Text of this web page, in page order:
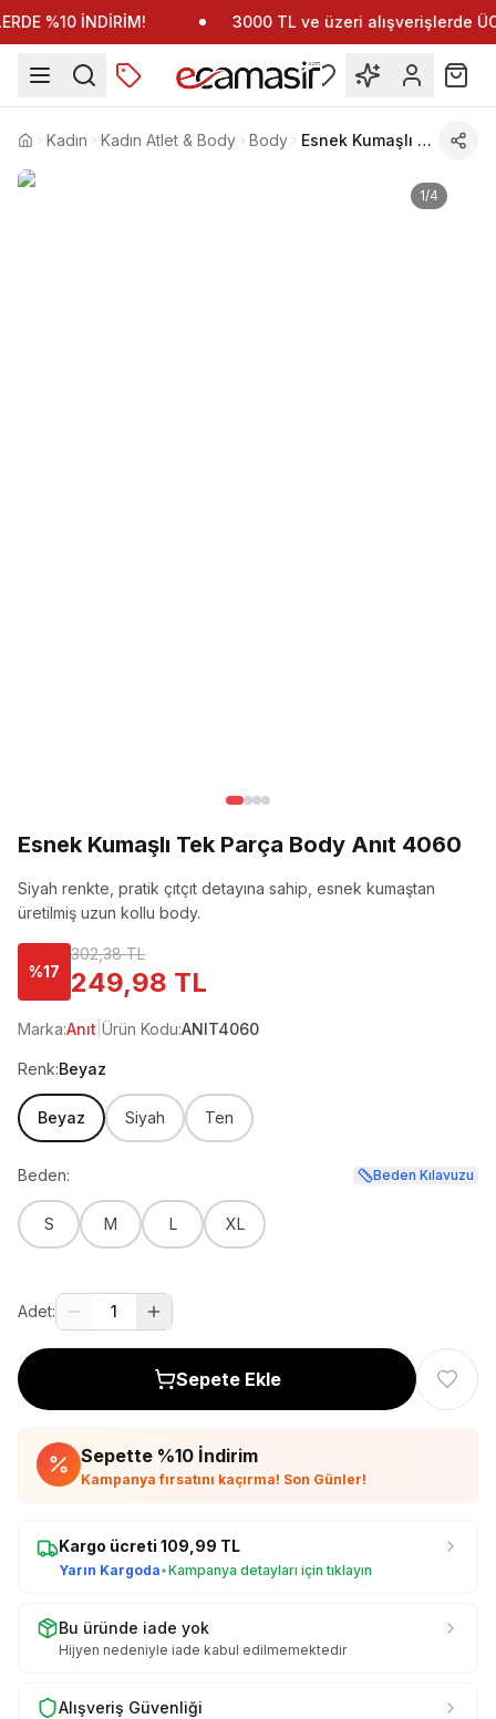
%10 İNDİRİM! 3000 TL ve üzeri alışverişlerde
Anasayfa
Kadın Kadın Atlet & Body Body Esnek Kumaşlı Tek Parça Body Anıt 4060
1/4
Esnek Kumaşlı Tek Parça Body Anıt 4060
Siyah renkte, pratik çıtçıt detayına sahip, esnek kumaştan
üretilmiş uzun kollu body.
%17
302,38 TL
249,98 TL
Marka:Anıt Ürün Kodu:ANIT4060
Renk:Beyaz
Beyaz Siyah Ten
Beden: Beden Kılavuzu
S M L XL
Adet: 1
Sepete Ekle
Sepette %10 İndirim
Kampanya fırsatını kaçırma! Son Günler!
Kargo ücreti 109,99 TL
Yarın Kargoda•Kampanya detayları için tıklayın
Bu üründe iade yok
Hijyen nedeniyle iade kabul edilmemektedir
Alışveriş Güvenliği